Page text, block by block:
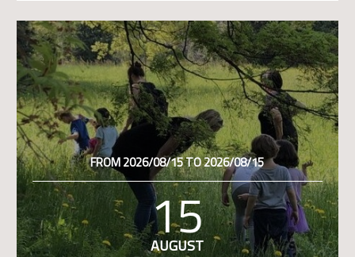
FROM 2026/08/15 TO 2026/08/15
15
AUGUST